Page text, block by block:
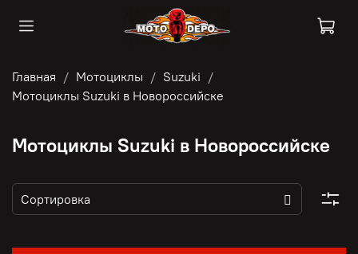
Главная Мотоциклы
Suzuki
Мотоциклы Suzuki в Новороссийске
Мотоциклы Suzuki в Новороссийске